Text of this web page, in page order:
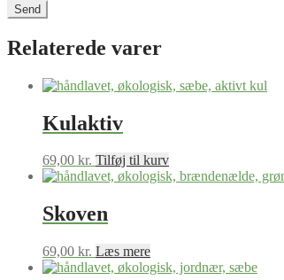
Relaterede varer
Kulaktiv
69,00 kr. Tilføj til kurv
Skoven
69,00 kr. Læs mere